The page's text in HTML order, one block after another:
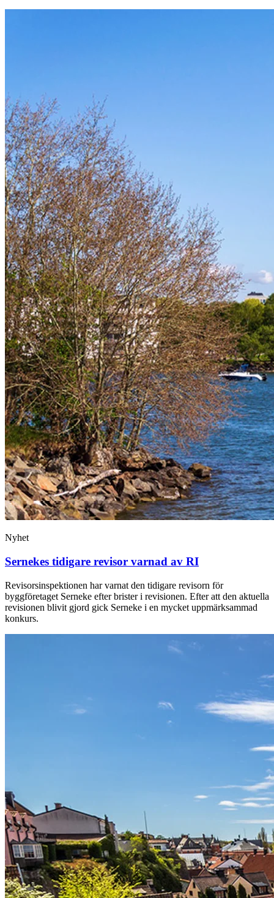
Nyhet
Sernekes tidigare revisor varnad av RI
Revisorsinspektionen har varnat den tidigare revisorn för
byggföretaget Serneke efter brister i revisionen. Efter att den aktuella
revisionen blivit gjord gick Serneke i en mycket uppmärksammad
konkurs.